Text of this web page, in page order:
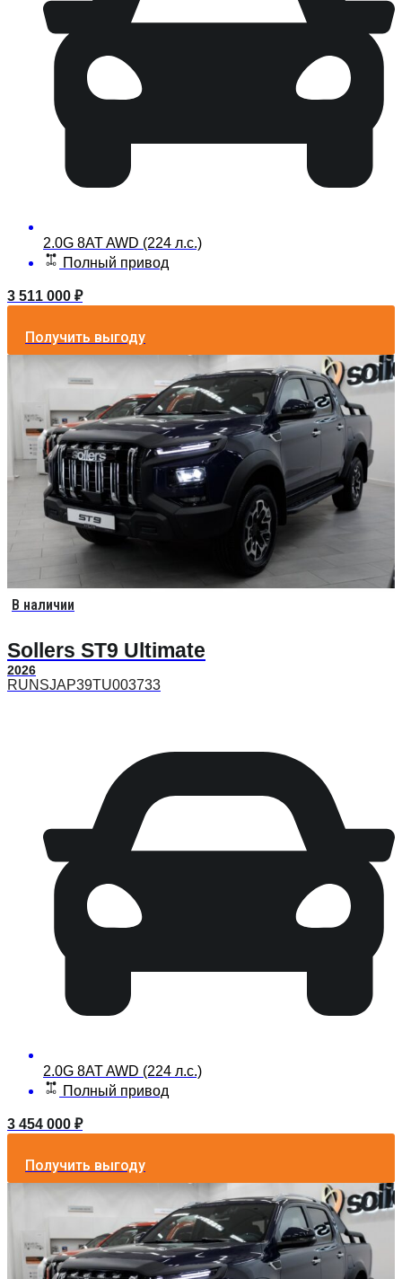
2.0G 8AT AWD (224 л.с.)
Полный привод
3 511 000 ₽
Получить выгоду
В наличии
Sollers ST9 Ultimate
2026
RUNSJAP39TU003733
2.0G 8AT AWD (224 л.с.)
Полный привод
3 454 000 ₽
Получить выгоду